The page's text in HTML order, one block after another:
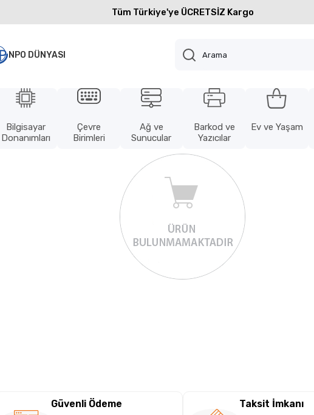
Tüm Türkiye'ye ÜCRETSİZ Kargo
NPO DÜNYASI
Bilgisayar
Donanımları
Çevre
Birimleri
Ağ ve
Sunucular
Barkod ve
Yazıcılar
Ev ve Yaşam
Güvenli Ödeme Taksit İmkanı